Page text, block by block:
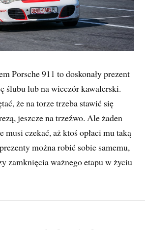
Porsche 911 to doskonały prezent
ślubu lub na wieczór kawalerski.
że na torze trzeba stawić się
jeszcze na trzeźwo. Ale żaden
czekać, aż ktoś opłaci mu taką
można robić sobie samemu,
zamknięcia ważnego etapu w życiu